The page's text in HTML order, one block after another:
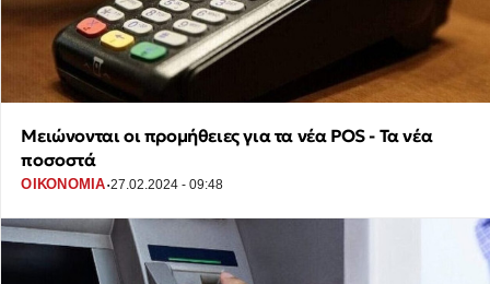
Μειώνονται οι προμήθειες για τα νέα POS - Τα νέα
ποσοστά
ΟΙΚΟΝΟΜΙΑ·27.02.2024 - 09:48